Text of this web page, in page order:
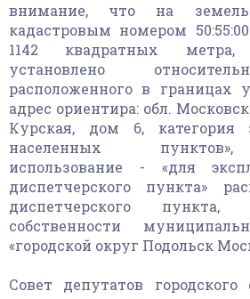
внимание, что на
кадастровым номером
1142 квадратных метра,
установлено
расположенного в границах
адрес ориентира: обл.
Курская, дом 6, категория
населенных
использование - «для
диспетчерского пункта»
диспетчерского
собственности
«городской округ Подольск
Совет депутатов городского